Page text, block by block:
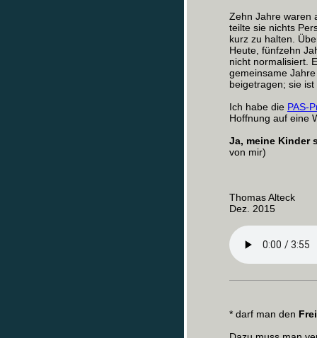
Zehn Jahre waren
teilte sie nichts
kurz zu halten.
Heute, fünfzehn
nicht normalisiert.
gemeinsame
beigetragen; sie
Ich habe die PAS-
Hoffnung auf eine
Ja, meine Kinder
von mir)
Thomas Alteck
Dez. 2015
* darf man den